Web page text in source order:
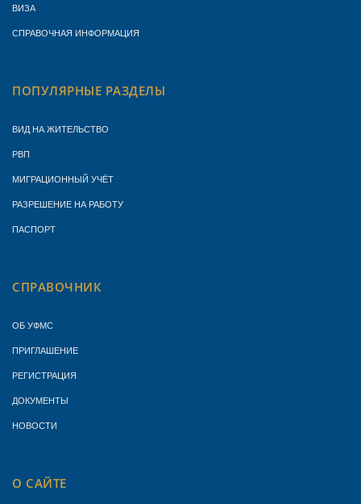
ВИЗА
СПРАВОЧНАЯ ИНФОРМАЦИЯ
ПОПУЛЯРНЫЕ РАЗДЕЛЫ
ВИД НА ЖИТЕЛЬСТВО
РВП
МИГРАЦИОННЫЙ УЧЁТ
РАЗРЕШЕНИЕ НА РАБОТУ
ПАСПОРТ
СПРАВОЧНИК
ОБ УФМС
ПРИГЛАШЕНИЕ
РЕГИСТРАЦИЯ
ДОКУМЕНТЫ
НОВОСТИ
О САЙТЕ